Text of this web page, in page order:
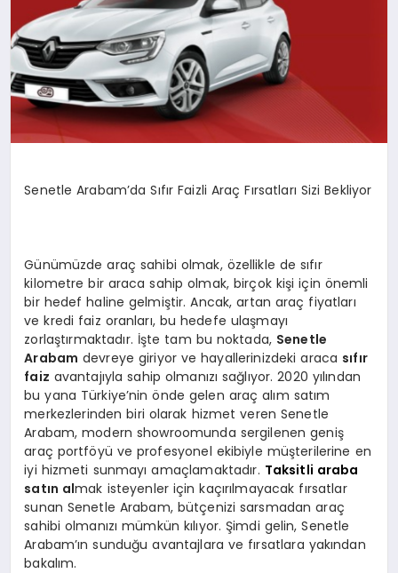
DÜNYA
EĞITIM
Senetle Arabam’da Sıfır Faizli Araç Fırsatları Sizi Bekliyor
Günümüzde araç sahibi olmak, özellikle de sıfır
kilometre bir araca sahip olmak, birçok kişi için önemli
bir hedef haline gelmiştir. Ancak, artan araç fiyatları
ve kredi faiz oranları, bu hedefe ulaşmayı
zorlaştırmaktadır. İşte tam bu noktada, Senetle
Arabam devreye giriyor ve hayallerinizdeki araca sıfır
faiz avantajıyla sahip olmanızı sağlıyor. 2020 yılından
bu yana Türkiye’nin önde gelen araç alım satım
merkezlerinden biri olarak hizmet veren Senetle
Arabam, modern showroomunda sergilenen geniş
araç portföyü ve profesyonel ekibiyle müşterilerine en
iyi hizmeti sunmayı amaçlamaktadır. Taksitli araba
satın almak isteyenler için kaçırılmayacak fırsatlar
sunan Senetle Arabam, bütçenizi sarsmadan araç
sahibi olmanızı mümkün kılıyor. Şimdi gelin, Senetle
Arabam’ın sunduğu avantajlara ve fırsatlara yakından
bakalım.